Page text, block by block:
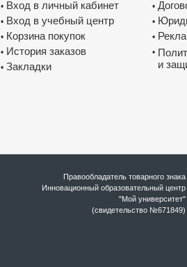
• Вход в личный кабинет
• Вход в учебный центр
• Корзина покупок
• История заказов
• Закладки
•
•
•
•
и
Правообладатель товарного знака
Инновационный образовательный цeнтр
"Мой университет"
(свидетельство №671849)